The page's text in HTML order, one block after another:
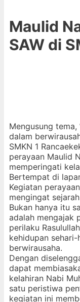
Maulid
SAW di
Mengusung tema,
dalam
SMKN 1
perayaan Maulid
memperingati
Bertempat di
Kegiatan
mengingat
Bukan hanya itu
adalah mengajak
perilaku
kehidupan
berwirausaha.
Dengan
dapat
kelahiran Nabi
satu peristiwa
kegiatan ini